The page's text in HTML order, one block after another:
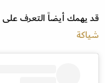
قد يهمك أيضاً التعرف على
شياكة